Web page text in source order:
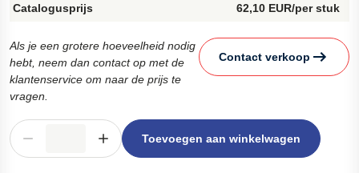
62,10 EUR/per stuk
Als je een grotere hoeveelheid nodig
hebt, neem dan contact op met de
klantenservice om naar de prijs te
vragen.
Contact verkoop
Toevoegen aan winkelwagen